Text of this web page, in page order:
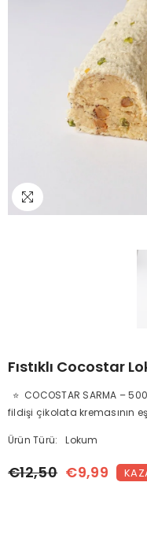
Fıstıklı Cocostar
⭐ COCOSTAR SARMA –
fildişi çikolata kremasının
Ürün Türü: Lokum
€12,50 €9,99